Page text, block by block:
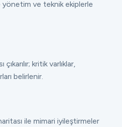
yönetim ve teknik ekiplerle
kritik varlıklar,
belirlenir.
ile mimari iyileştirmeler